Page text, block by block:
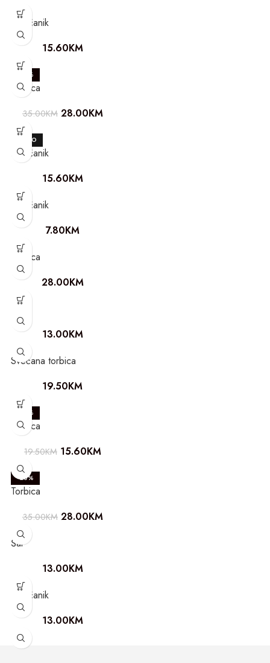
Novčanik
15.60KM
-20%
Torbica
35.00KM 28.00KM
NOVO
Novčanik
15.60KM
Novčanik
7.80KM
Torbica
28.00KM
Šal
13.00KM
Svečana torbica
19.50KM
-20%
Torbica
19.50KM 15.60KM
-20%
Torbica
35.00KM 28.00KM
Šal
13.00KM
Novčanik
13.00KM